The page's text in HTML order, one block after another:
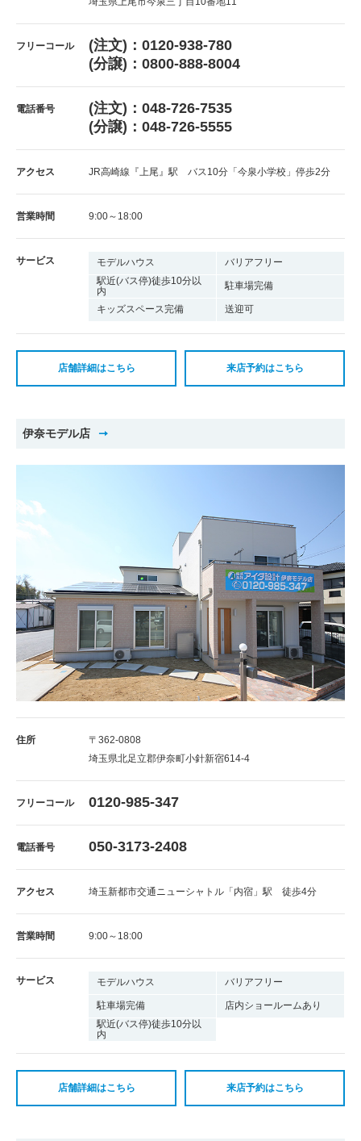
フリーコール
(注文)：0120-938-780
(分譲)：0800-888-8004
電話番号
(注文)：048-726-7535
(分譲)：048-726-5555
アクセス JR高崎線『上尾』駅 バス10分「今泉小学校」停歩2分
営業時間 9:00～18:00
サービス モデルハウス
バリアフリー
駅近(バス停)徒歩10分以
内
駐車場完備
キッズスペース完備 送迎可
店舗詳細はこちら 来店予約はこちら
伊奈モデル店
住所
〒362-0808
埼玉県北足立郡伊奈町小針新宿614-4
フリーコール 0120-985-347
電話番号 050-3173-2408
アクセス 埼玉新都市交通ニューシャトル「内宿」駅 徒歩4分
営業時間 9:00～18:00
サービス モデルハウス バリアフリー
駐車場完備
店内ショールームあり
駅近(バス停)徒歩10分以
内
店舗詳細はこちら 来店予約はこちら